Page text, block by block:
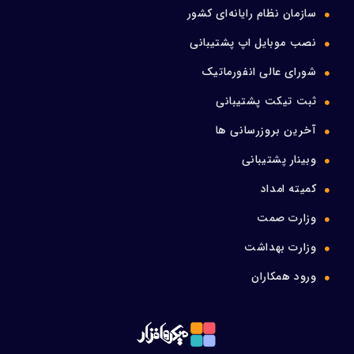
سازمان نظام رایانه‌ای کشور
نصب موبایل اپ پشتیبانی
شورای عالی انفورماتیک
ثبت تیکت پشتیبانی
آخرین بروزرسانی ها
وبینار پشتیبانی
کمیته امداد
وزارت صمت
وزارت بهداشت
ورود همکاران